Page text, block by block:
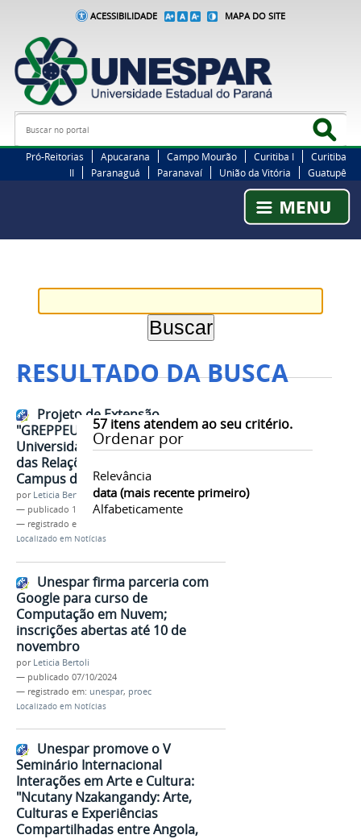
ACESSIBILIDADE MAPA DO SITE
Busca
Pró-Reitorias Apucarana Campo Mourão Curitiba I
Curitiba
II
Paranaguá Paranavaí União da Vitória Guatupê
RESULTADO DA BUSCA
57itens atendem ao seu critério.
Ordenar por
Relevância
data (mais recente primeiro)
Alfabeticamente
Projeto de Extensão
"GREPPEU: Enegrecendo a
Universidade" Promove Estudo
das Relações Étnico-Raciais no
Campus de Paranavaí
por Leticia Bertoli
— publicado 10/10/2024
— registrado em:
Localizado em Notícias
Unespar firma parceria com
Google para curso de
Computação em Nuvem;
inscrições abertas até 10 de
novembro
por Leticia Bertoli
— publicado 07/10/2024
— registrado em: unespar, proec
Localizado em Notícias
Unespar promove o V
Seminário Internacional
Interações em Arte e Cultura:
"Ncutany Nzakangandy: Arte,
Culturas e Experiências
Compartilhadas entre Angola,